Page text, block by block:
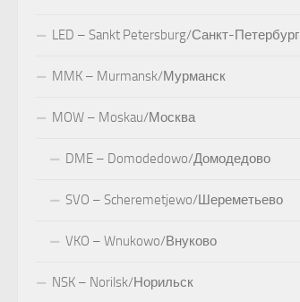
LED – Sankt Petersburg/Санкт-Петербург
MMK – Murmansk/Мурманск
MOW – Moskau/Москва
DME – Domodedowo/Домодедово
SVO – Scheremetjewo/Шереметьево
VKO – Wnukowo/Внуково
NSK – Norilsk/Норильск